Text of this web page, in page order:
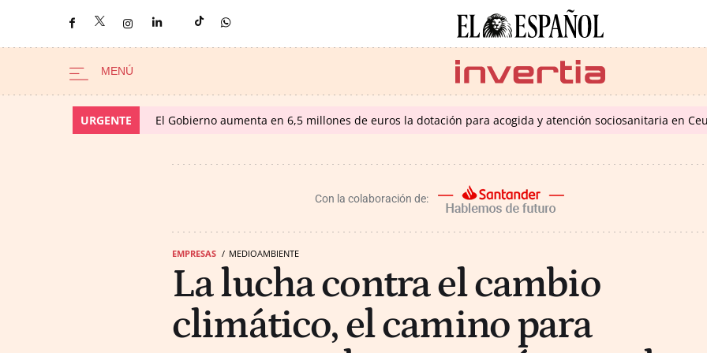
URGENTE El Gobierno aumenta en 6,5 millones de euros la dotación para acogida y atención sociosanitaria en
Con la colaboración de:
EMPRESAS MEDIOAMBIENTE
La lucha contra el cambio
climático, el camino para